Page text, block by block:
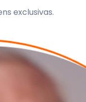
exclusivas.